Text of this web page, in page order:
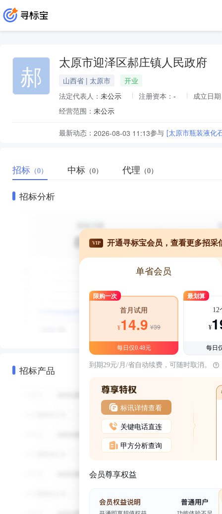
郝 太原市迎泽区郝庄镇人民政府
山西省 | 太原市
开业
法定代表人： 未公示 注册资本： -
成立日
经营范围： 未公示
最新动态： 2026-08-03 11:13参与 [太原市瓶装液化
招标 （0） 中标 （0） 代理 （0）
招标分析
招标产品
VIP 开通寻标宝会员，查看更多招采
单省会员
限购一次
首月试用
¥14.9 ¥39
每日仅0.48元
最划算
12
¥
每日
到期29元/月/省自动续费，可随时取消。
标讯详情查看
关键电话直连
甲方分析查询
会员尊享权益